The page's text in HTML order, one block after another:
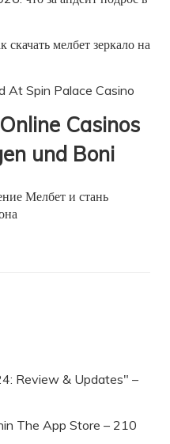
скачать мелбет зеркало на
At Spin Palace Casino
Casinos
und Boni
Мелбет и стань
Review & Updates" –
The App Store – 210